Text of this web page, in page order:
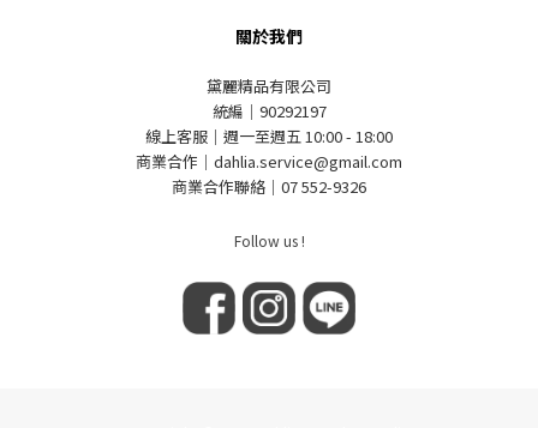
關於我們
黛麗精品有限公司
統編｜90292197
線上客服｜週一至週五 10:00 - 18:00
商業合作｜dahlia.service@gmail.com
商業合作聯絡｜07 552-9326
Follow us !